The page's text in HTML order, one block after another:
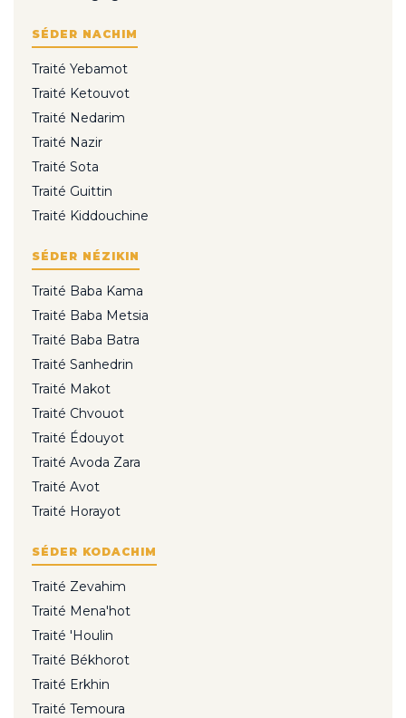
SÉDER NACHIM
Traité Yebamot
Traité Ketouvot
Traité Nedarim
Traité Nazir
Traité Sota
Traité Guittin
Traité Kiddouchine
SÉDER NÉZIKIN
Traité Baba Kama
Traité Baba Metsia
Traité Baba Batra
Traité Sanhedrin
Traité Makot
Traité Chvouot
Traité Édouyot
Traité Avoda Zara
Traité Avot
Traité Horayot
SÉDER KODACHIM
Traité Zevahim
Traité Mena'hot
Traité 'Houlin
Traité Békhorot
Traité Erkhin
Traité Temoura